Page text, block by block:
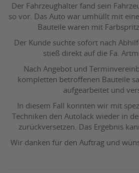
Der Fahrzeughalter fand sein
so vor. Das Auto war umhüllt mit
Bauteile waren mit
Der Kunde suchte sofort nach
stieß direkt auf die Fa.
Nach Angebot und
kompletten betroffenen Bauteile
aufgearbeitet und
In diesem Fall konnten wir mit
Techniken den Autolack wieder in
zurückversetzen. Das Ergebnis
Wir danken für den Auftrag und